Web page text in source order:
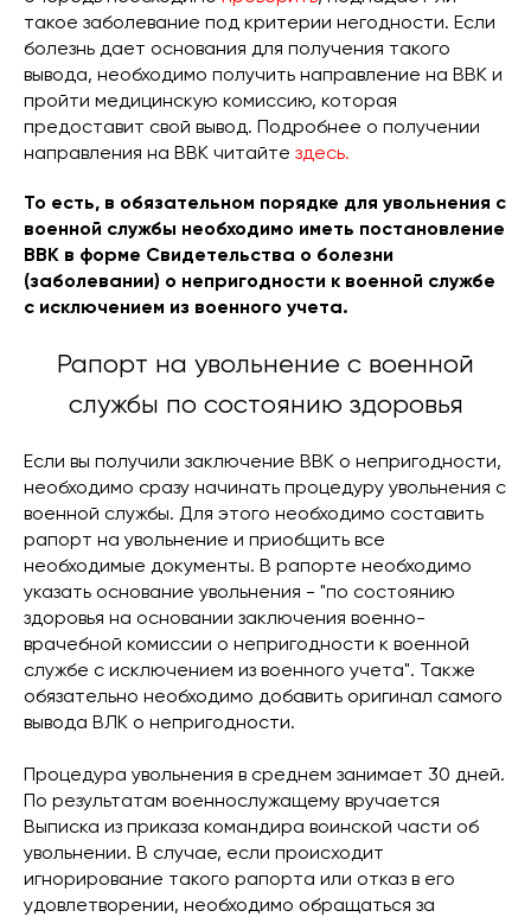
такое заболевание под критерии негодности. Если
болезнь дает основания для получения такого
вывода, необходимо получить направление на ВВК и
пройти медицинскую комиссию, которая
предоставит свой вывод. Подробнее о получении
направления на ВВК читайте здесь.
То есть, в обязательном порядке для увольнения с
военной службы необходимо иметь постановление
ВВК в форме Свидетельства о болезни
(заболевании) о непригодности к военной службе
с исключением из военного учета.
Рапорт на увольнение с военной
службы по состоянию здоровья
Если вы получили заключение ВВК о непригодности,
необходимо сразу начинать процедуру увольнения с
военной службы. Для этого необходимо составить
рапорт на увольнение и приобщить все
необходимые документы. В рапорте необходимо
указать основание увольнения - "по состоянию
здоровья на основании заключения военно-
врачебной комиссии о непригодности к военной
службе с исключением из военного учета". Также
обязательно необходимо добавить оригинал самого
вывода ВЛК о непригодности.
Процедура увольнения в среднем занимает 30 дней.
По результатам военнослужащему вручается
Выписка из приказа командира воинской части об
увольнении. В случае, если происходит
игнорирование такого рапорта или отказ в его
удовлетворении, необходимо обращаться за